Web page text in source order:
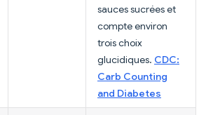
sauces sucrées et
compte environ
trois choix
glucidiques. CDC:
Carb Counting
and Diabetes